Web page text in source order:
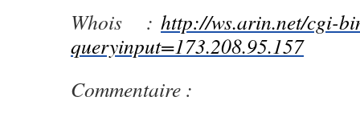
Whois : http://ws.arin.net/cgi-
queryinput=173.208.95.157
Commentaire :